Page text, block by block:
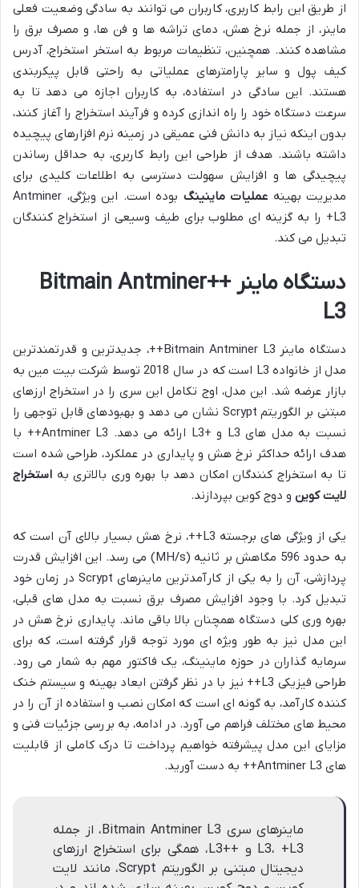
از طریق این رابط کاربری، کاربران می توانند به سادگی وضعیت فعلی
ماینر، از جمله نرخ هش، دمای تراشه ها و فن ها، و مصرف برق را
مشاهده کنند. همچنین، تنظیمات مربوط به استخر استخراج، آدرس
کیف پول و سایر پارامترهای عملیاتی به راحتی قابل پیکربندی
هستند. این سادگی در استفاده، به کاربران اجازه می دهد تا به
سرعت دستگاه خود را راه اندازی کرده و فرآیند استخراج را آغاز کنند،
بدون اینکه نیاز به دانش فنی عمیقی در زمینه نرم افزارهای پیچیده
داشته باشند. هدف از طراحی این رابط کاربری، به حداقل رساندن
پیچیدگی ها و افزایش سهولت دسترسی به اطلاعات کلیدی برای
مدیریت بهینه عملیات ماینینگ
بوده است. این ویژگی، Antminer
L3+ را به گزینه ای مطلوب برای طیف وسیعی از استخراج کنندگان
تبدیل می کند.
دستگاه ماینر ++Bitmain Antminer
L3
دستگاه ماینر Bitmain Antminer L3++، جدیدترین و قدرتمندترین
مدل از خانواده L3 است که در سال 2018 توسط شرکت بیت مین به
بازار عرضه شد. این مدل، اوج تکامل این سری را در استخراج ارزهای
مبتنی بر الگوریتم Scrypt نشان می دهد و بهبودهای قابل توجهی را
نسبت به مدل های L3 و +L3 ارائه می دهد. Antminer L3++ با
هدف ارائه حداکثر نرخ هش و پایداری در عملکرد، طراحی شده است
تا به استخراج کنندگان امکان دهد با بهره وری بالاتری به استخراج
لایت کوین و دوج کوین بپردازند.
یکی از ویژگی های برجسته L3++، نرخ هش بسیار بالای آن است که
به حدود 596 مگاهش بر ثانیه (MH/s) می رسد. این افزایش قدرت
پردازشی، آن را به یکی از کارآمدترین ماینرهای Scrypt در زمان خود
تبدیل کرد. با وجود افزایش مصرف برق نسبت به مدل های قبلی،
بهره وری کلی دستگاه همچنان بالا باقی ماند. پایداری نرخ هش در
این مدل نیز به طور ویژه ای مورد توجه قرار گرفته است، که برای
سرمایه گذاران در حوزه ماینینگ، یک فاکتور مهم به شمار می رود.
طراحی فیزیکی L3++ نیز با در نظر گرفتن ابعاد بهینه و سیستم خنک
کننده کارآمد، به گونه ای است که امکان نصب و استفاده از آن را در
محیط های مختلف فراهم می آورد. در ادامه، به بررسی جزئیات فنی و
مزایای این مدل پیشرفته خواهیم پرداخت تا درک کاملی از قابلیت
های Antminer L3++ به دست آورید.
ماینرهای سری Bitmain Antminer L3، از جمله
L3، +L3 و ++L3، همگی برای استخراج ارزهای
دیجیتال مبتنی بر الگوریتم Scrypt، مانند لایت